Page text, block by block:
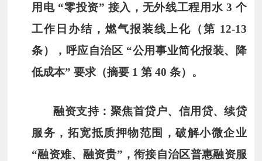
用电 “零投资” 接入，无外线工程用水 3 个
工作日办结，燃气报装线上化（第 12-13
条），呼应自治区 “公用事业简化报装、降
低成本” 要求（摘要 1 第 40 条）。
融资支持：聚焦首贷户、信用贷、续贷
服务，拓宽抵质押物范围，破解小微企业
“融资难、融资贵”，衔接自治区普惠融资服